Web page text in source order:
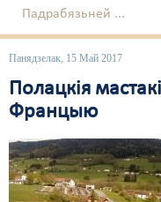
Падрабязьней ...
Панядзелак, 15 Май 2017
Полацкія
Францыю